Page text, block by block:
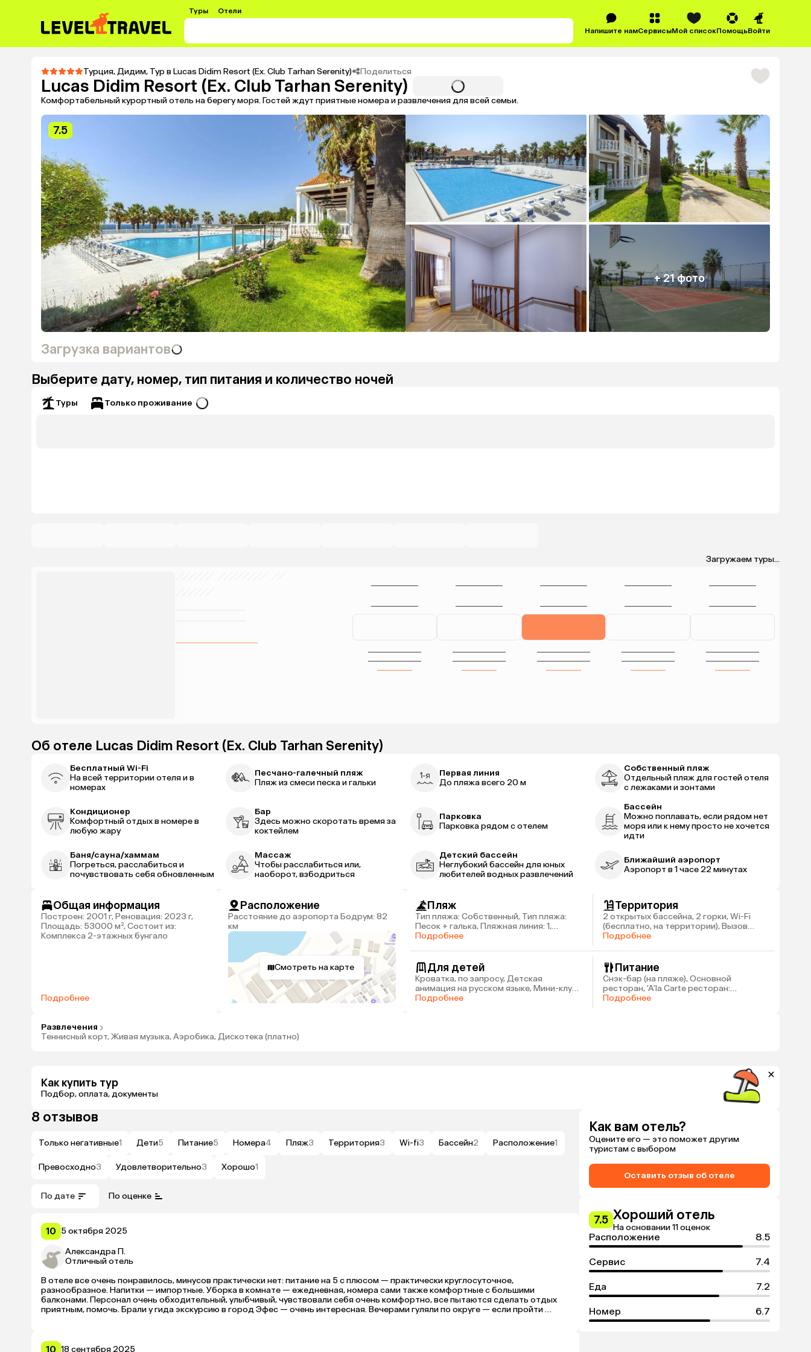
Туры Отели
Напишите намСервисыМой списокПомощьВойти
Турция,Дидим, Тур в Lucas Didim Resort (Ex. Club Tarhan Serenity) Поделиться
Lucas Didim Resort (Ex. Club Tarhan Serenity)
Комфортабельный курортный отель на берегу моря. Гостей ждут приятные номера и развлечения для всей семьи.
7.5
+ 21 фото
Загрузка вариантов
Выберите дату, номер, тип питания и количество ночей
Туры Только проживание
Загружаем туры...
Об отеле Lucas Didim Resort (Ex. Club Tarhan Serenity)
Бесплатный Wi-Fi
На всей территории отеля и в
номерах
Песчано-галечный пляж
Пляж из смеси песка и гальки
Первая линия
До пляжа всего 20 м
Собственный пляж
Отдельный пляж для гостей отеля
с лежаками и зонтами
Кондиционер
Комфортный отдых в номере в
любую жару
Бар
Здесь можно скоротать время за
коктейлем
Парковка
Парковка рядом с отелем
Бассейн
Можно поплавать, если рядом нет
моря или к нему просто не хочется
идти
Баня/сауна/хаммам
Погреться, расслабиться и
почувствовать себя обновленным
Массаж
Чтобы расслабиться или,
наоборот, взбодриться
Детский бассейн
Неглубокий бассейн для юных
любителей водных развлечений
Ближайший аэропорт
Аэропорт в 1 часе 22 минутах
Общая информация
Построен: 2001 г, Реновация: 2023 г,
Площадь: 53000 м², Состоит из:
Комплекса 2-этажных бунгало
Подробнее
Расположение
Расстояние до аэропорта Бодрум: 82
км
Смотреть на карте
Пляж
Тип пляжа: Собственный, Тип пляжа:
Песок + галька, Пляжная линия: 1,
Расстояние до пляжа: 20 м
Подробнее
Территория
2 открытых бассейна, 2 горки, Wi-Fi
(бесплатно, на территории), Вызов
врача, Парковка
Подробнее
Для детей
Кроватка, по запросу, Детская
анимация на русском языке, Мини-клуб
(4-12 лет), Детская площадка
Подробнее
Питание
Снэк-бар (на пляже), Основной
ресторан, 'A’la Carte ресторан:
итальянский/рыбный', 2 снэк ресторана
Подробнее
Развлечения
Теннисный корт, Живая музыка, Аэробика, Дискотека (платно)
Как купить тур
Подбор, оплата, документы
8 отзывов
Только негативные1 Дети5 Питание5 Номера4 Пляж3 Территория3 Wi-fi3 Бассейн2 Расположение1
Превосходно3 Удовлетворительно3 Хорошо1
По дате По оценке
10 5 октября 2025
Александра П.
Отличный отель
В отеле все очень понравилось, минусов практически нет: питание на 5 с плюсом — практически круглосуточное,
разнообразное. Напитки — импортные. Уборка в комнате — ежедневная, номера сами также комфортные с большими
балконами. Персонал очень обходительный, улыбчивый, чувствовали себя очень комфортно, все пытаются сделать отдых
приятным, помочь. Брали у гида экскурсию в город Эфес — очень интересная. Вечерами гуляли по округе — если пройти
10 18 сентября 2025
Как вам отель?
Оцените его — это поможет другим
туристам с выбором
Оставить отзыв об отеле
7.5 Хороший отель
На основании 11 оценок
Расположение 8.5
Сервис 7.4
Еда 7.2
Номер 6.7